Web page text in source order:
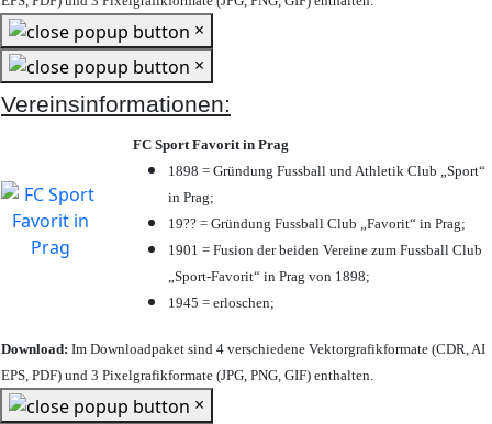
×
×
Vereinsinformationen:
FC Sport Favorit in Prag
1898 = Gründung Fussball und Athletik Club „Sport“
in Prag;
19?? = Gründung Fussball Club „Favorit“ in Prag;
1901 = Fusion der beiden Vereine zum Fussball Club
„Sport-Favorit“ in Prag von 1898;
1945 = erloschen;
Download: Im Downloadpaket sind 4 verschiedene Vektorgrafikformate (CDR, AI
EPS, PDF) und 3 Pixelgrafikformate (JPG, PNG, GIF) enthalten.
×